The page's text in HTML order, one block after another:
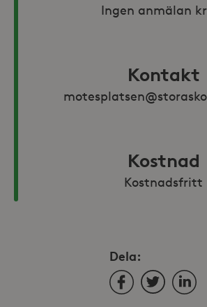
Ingen anmälan
Kontakt
Kostnad
Kostnadsfritt
Dela:
FacebookTwitter